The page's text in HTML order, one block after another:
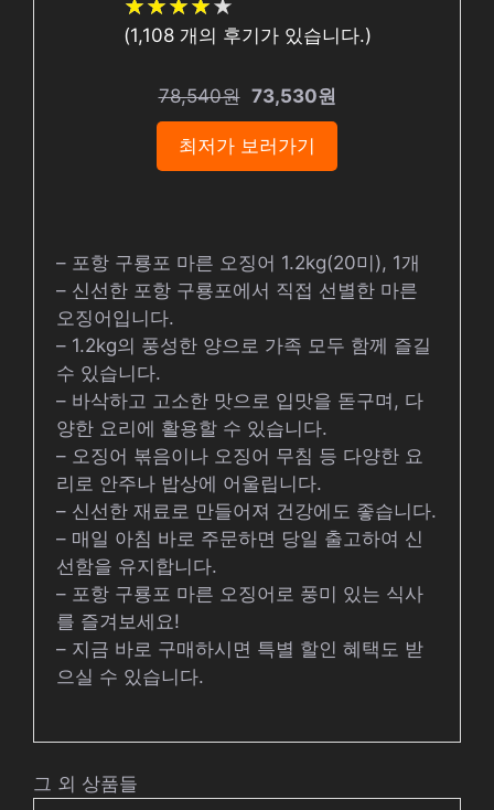
★★★★★
★★★★★
(1,108개의 후기가 있습니다.)
78,540원 73,530원
최저가 보러가기
– 포항 구룡포 마른 오징어 1.2kg(20미), 1개
– 신선한 포항 구룡포에서 직접 선별한 마른
오징어입니다.
– 1.2kg의 풍성한 양으로 가족 모두 함께 즐길
수 있습니다.
– 바삭하고 고소한 맛으로 입맛을 돋구며, 다
양한 요리에 활용할 수 있습니다.
– 오징어 볶음이나 오징어 무침 등 다양한 요
리로 안주나 밥상에 어울립니다.
– 신선한 재료로 만들어져 건강에도 좋습니다.
– 매일 아침 바로 주문하면 당일 출고하여 신
선함을 유지합니다.
– 포항 구룡포 마른 오징어로 풍미 있는 식사
를 즐겨보세요!
– 지금 바로 구매하시면 특별 할인 혜택도 받
으실 수 있습니다.
그 외 상품들